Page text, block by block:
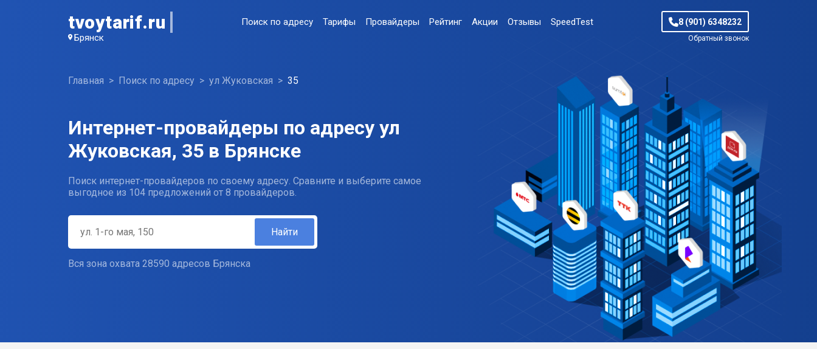
tvoytarif.ru
Брянск
Поиск по адресу Тарифы Провайдеры Рейтинг Акции Отзывы SpeedTest 8 (901) 6348232
Обратный звонок
Главная Поиск по адресу ул Жуковская 35
Интернет-провайдеры по адресу ул
Жуковская, 35 в Брянске
Поиск интернет-провайдеров по своему адресу. Сравните и выберите самое
выгодное из 104 предложений от 8 провайдеров.
Найти
Вся зона охвата 28590 адресов Брянска